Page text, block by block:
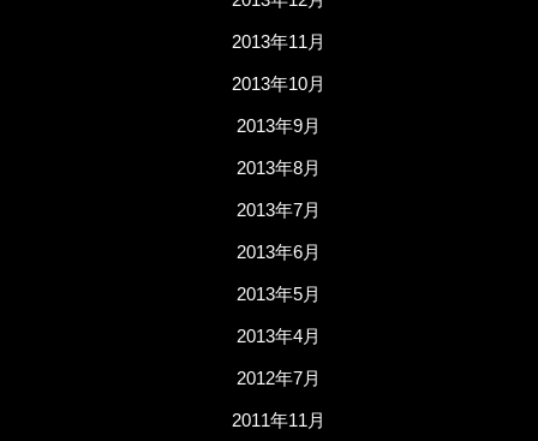
2013年11月
2013年10月
2013年9月
2013年8月
2013年7月
2013年6月
2013年5月
2013年4月
2012年7月
2011年11月